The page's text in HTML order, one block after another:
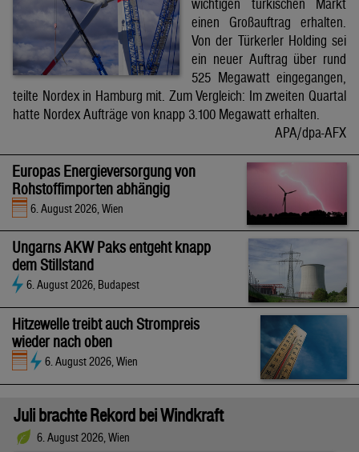
wichtigen türkischen Markt
einen Großauftrag erhalten.
Von der Türkerler Holding sei
ein neuer Auftrag über rund
525 Megawatt eingegangen,
teilte Nordex in Hamburg mit. Zum Vergleich: Im zweiten Quartal
hatte Nordex Aufträge von knapp 3.100 Megawatt erhalten.
APA/dpa-AFX
Europas Energieversorgung von
Rohstoffimporten abhängig
6. August 2026, Wien
Ungarns AKW Paks entgeht knapp
dem Stillstand
6. August 2026, Budapest
Hitzewelle treibt auch Strompreis
wieder nach oben
6. August 2026, Wien
Juli brachte Rekord bei Windkraft
6. August 2026, Wien